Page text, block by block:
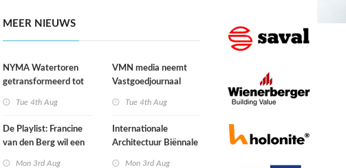
MEER NIEUWS
NYMA Watertoren
getransformeerd tot
makersplaats in
Nijmegen
Tue 4th Aug
De Playlist: Francine
van den Berg wil een
Mon 3rd Aug
VMN media neemt
Vastgoedjournaal
Tue 4th Aug
Internationale
Architectuur Biënnale
Mon 3rd Aug